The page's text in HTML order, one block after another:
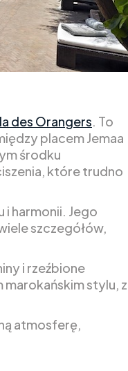
des Orangers. To
placem Jemaa
środku
które trudno
i harmonii. Jego
szczegółów,
i rzeźbione
stylu, z
atmosferę,